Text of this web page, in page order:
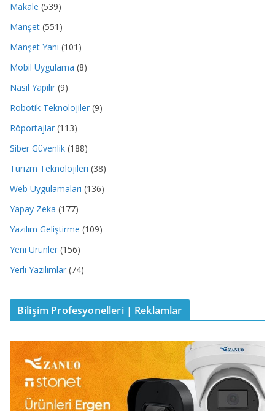
Makale (539)
Manşet (551)
Manşet Yanı (101)
Mobil Uygulama (8)
Nasıl Yapılır (9)
Robotik Teknolojiler (9)
Röportajlar (113)
Siber Güvenlik (188)
Turizm Teknolojileri (38)
Web Uygulamaları (136)
Yapay Zeka (177)
Yazılım Geliştirme (109)
Yeni Ürünler (156)
Yerli Yazılımlar (74)
Bilişim Profesyonelleri | Reklamlar